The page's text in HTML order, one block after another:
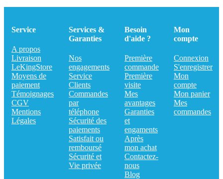
Service
A propos
Livraison
LeKingStore
Moyens de
paiement
Témoignages
CGV
Mentions
Légales
Services &
Garanties
Nos
engagements
Service
Clients
Commandes
par
téléphone
Sécurité des
paiements
Satisfait ou
remboursé
Sécurité et
Vie privée
Besoin
d'aide ?
Première
commande
Première
visite
Mes
avantages
Garanties
et
engaments
Après
mon achat
Contactez-
nous
Blog
Mon
compte
Connexion
S'enregistrer
Mon
compte
Mon panier
Mes
commandes